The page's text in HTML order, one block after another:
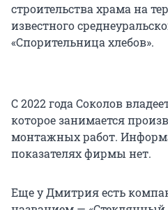
строительства храма на
известного
«Спорительница хлебов».
С 2022 года Соколов
которое занимается
монтажных работ.
показателях фирмы нет.
Еще у Дмитрия есть